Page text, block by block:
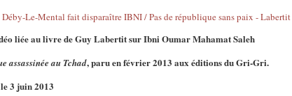
liée au livre de Guy Labertit sur Ibni Oumar Mahamat Saleh
assassinée au Tchad, paru en février 2013 aux éditions du Gri-Gri.
3 juin 2013